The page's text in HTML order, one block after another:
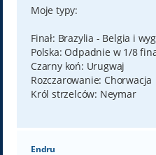
Moje typy:
Finał: Brazylia - Belgia i
Polska: Odpadnie w 1/8
Czarny koń: Urugwaj
Rozczarowanie: Chorwacja
Król strzelców: Neymar
Endru